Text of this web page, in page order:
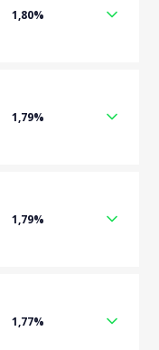
1,80%
1,79%
1,79%
1,77%